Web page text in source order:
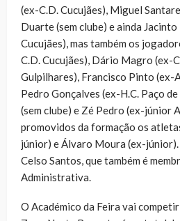
(ex-C.D. Cucujães), Miguel
Duarte (sem clube) e ainda
Cucujães), mas também os
C.D. Cucujães), Dário Magro (ex-
Gulpilhares), Francisco Pinto (ex-
Pedro Gonçalves (ex-H.C. Paço
(sem clube) e Zé Pedro (ex-júnior
promovidos da formação os
júnior) e Álvaro Moura (ex-
Celso Santos, que também é
Administrativa.
O Académico da Feira vai